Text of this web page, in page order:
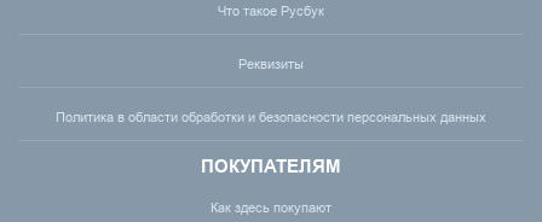
Что такое Русбук
Реквизиты
Политика в области обработки и безопасности персональных данных
ПОКУПАТЕЛЯМ
Как здесь покупают